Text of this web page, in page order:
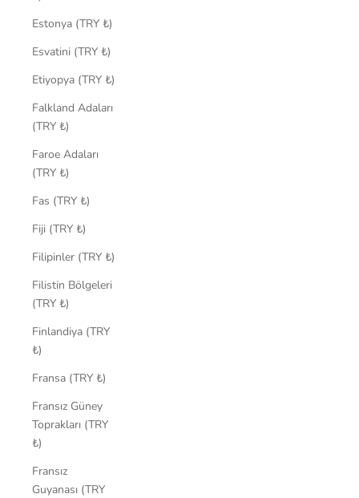
Estonya (TRY ₺)
Esvatini (TRY ₺)
Etiyopya (TRY ₺)
Falkland Adaları
(TRY ₺)
Faroe Adaları
(TRY ₺)
Fas (TRY ₺)
Fiji (TRY ₺)
Filipinler (TRY ₺)
Filistin Bölgeleri
(TRY ₺)
Finlandiya (TRY
₺)
Fransa (TRY ₺)
Fransız Güney
Toprakları (TRY
₺)
Fransız
Guyanası (TRY